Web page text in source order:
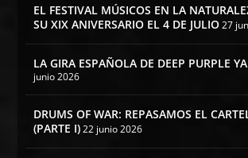
EL FESTIVAL MÚSICOS EN LA
SU XIX ANIVERSARIO EL 4 DE JULIO 27
LA GIRA ESPAÑOLA DE DEEP PURPLE
junio 2026
DRUMS OF WAR: REPASAMOS EL
(PARTE I) 22 junio 2026